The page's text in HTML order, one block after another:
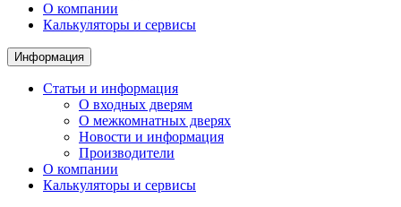
О компании
Калькуляторы и сервисы
Информация
Статьи и информация
О входных дверям
О межкомнатных дверях
Новости и информация
Производители
О компании
Калькуляторы и сервисы